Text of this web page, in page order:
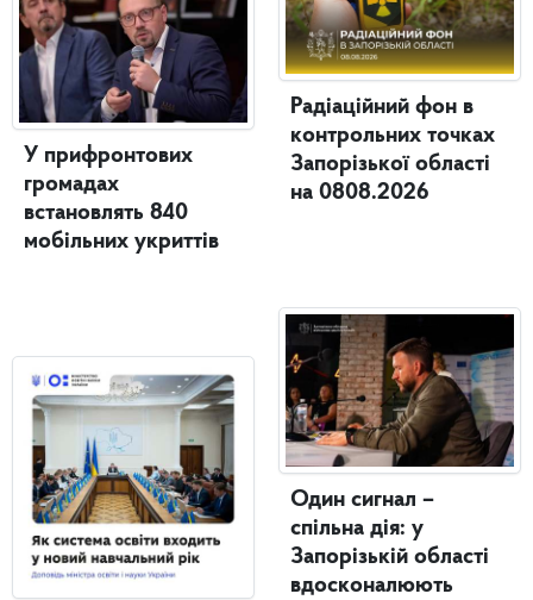
У прифронтових
громадах
встановлять 840
мобільних укриттів
Радіаційний фон в
контрольних точках
Запорізької області
на 0808.2026
Один сигнал –
спільна дія: у
Запорізькій області
вдосконалюють